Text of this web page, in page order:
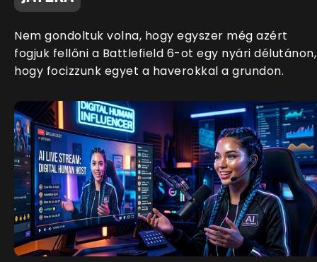
Nem gondoltuk volna, hogy egyszer még azért
fogjuk fellőni a Battlefield 6-ot egy nyári délutánon,
hogy focizzunk egyet a haverokkal a grundon.